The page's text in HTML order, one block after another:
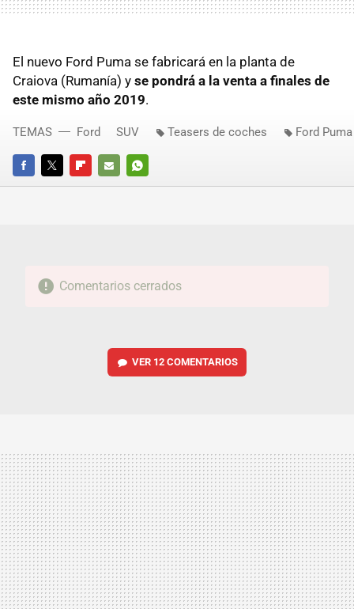
El nuevo Ford Puma se fabricará en la planta de
Craiova (Rumanía) y se pondrá a la venta a finales de
este mismo año 2019.
FACEBOOKTWITTERFLIPBOARD
E-
WHATSAPP
TEMAS Ford SUV Teasers de coches Ford Puma
Comentarios cerrados
VER 12 COMENTARIOS